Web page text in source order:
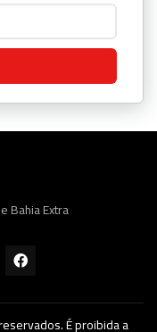
Bahia Extra
É proibida a